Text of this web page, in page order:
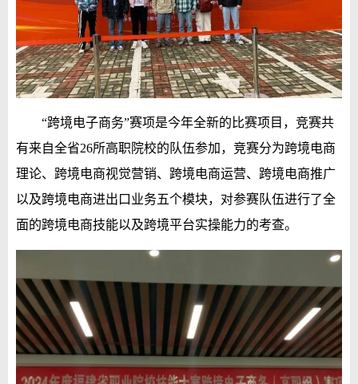
“跨境电子商务”赛项是今年全新的比赛项目，竞赛共
有来自全省26所高职院校的队伍参加，竞赛分为跨境电商
理论、跨境电商视觉营销、跨境电商运营、跨境电商推广
以及跨境电商进出口业务五个模块，对参赛队伍进行了全
面的跨境电商技能以及跨境平台实操能力的考查。